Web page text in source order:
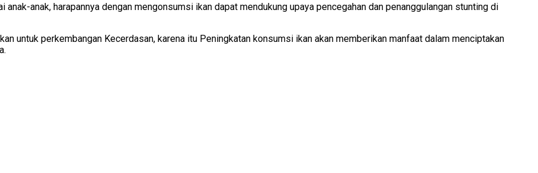
anak, harapannya dengan mengonsumsi ikan dapat mendukung upaya pencegahan dan penanggulangan stunting di
untuk perkembangan Kecerdasan, karena itu Peningkatan konsumsi ikan akan memberikan manfaat dalam menciptakan